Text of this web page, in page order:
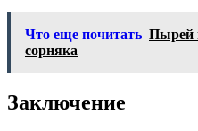
Что еще почитать Пырей
сорняка
Заключение